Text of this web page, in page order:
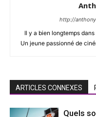
http://
Il y a bien longtemps
Un jeune passionné de
ARTICLES CONNEXES
Quels